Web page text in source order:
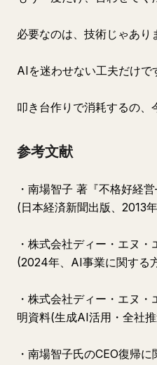
必要なのは、技術じゃあり
AIを迷わせない工夫だけで
叩き台作りで消耗するの、
参考文献
・南場智子 著『不格好経
(日本経済新聞出版、2013
・株式会社ディー・エヌ
(2024年、AI事業に関する
・株式会社ディー・エヌ
明資料(生成AI活用・全社
・南場智子氏のCEO復帰